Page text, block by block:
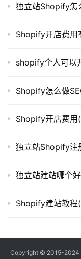
独立站Shopify怎
Shopify开店费用
shopify个人可以
Shopify怎么做
Shopify开店费用
独立站Shopify注
独立站建站哪个
Shopify建站教程
Copyright © 2015-2024